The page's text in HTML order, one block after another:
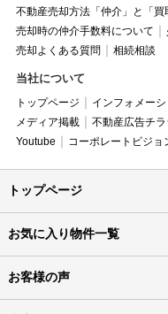
不動産売却方法「仲介」と「買
売却時の仲介手数料について
売却よくある質問
相続相談
当社について
トップページ インフォメーシ
メディア掲載
不動産広告チラ
Youtube
コーポレートビジョ
トップページ
お気に入り物件一覧
お客様の声